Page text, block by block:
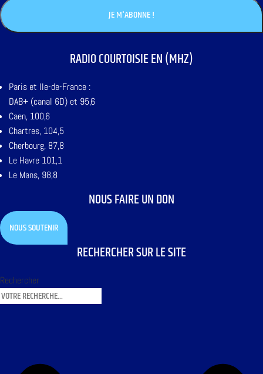
RADIO COURTOISIE EN (MHZ)
Paris et Ile-de-France :
DAB+ (canal 6D) et 95,6
Caen, 100,6
Chartres, 104,5
Cherbourg, 87,8
Le Havre 101,1
Le Mans, 98,8
NOUS FAIRE UN DON
NOUS SOUTENIR
RECHERCHER SUR LE SITE
Rechercher